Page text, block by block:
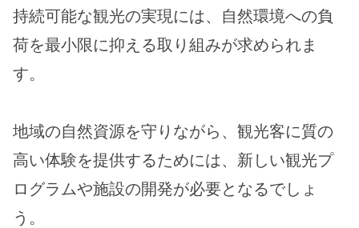
持続可能な観光の実現には、自然環境への負
荷を最小限に抑える取り組みが求められま
す。
地域の自然資源を守りながら、観光客に質の
高い体験を提供するためには、新しい観光プ
ログラムや施設の開発が必要となるでしょ
う。